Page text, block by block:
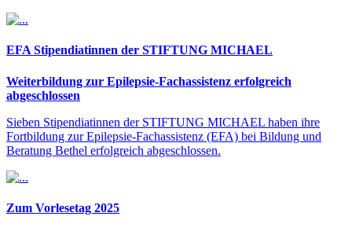
EFA Stipendiatinnen der STIFTUNG MICHAEL
Weiterbildung zur Epilepsie-Fachassistenz erfolgreich
abgeschlossen
Sieben Stipendiatinnen der STIFTUNG MICHAEL haben ihre
Fortbildung zur Epilepsie-Fachassistenz (EFA) bei Bildung und
Beratung Bethel erfolgreich abgeschlossen.
Zum Vorlesetag 2025